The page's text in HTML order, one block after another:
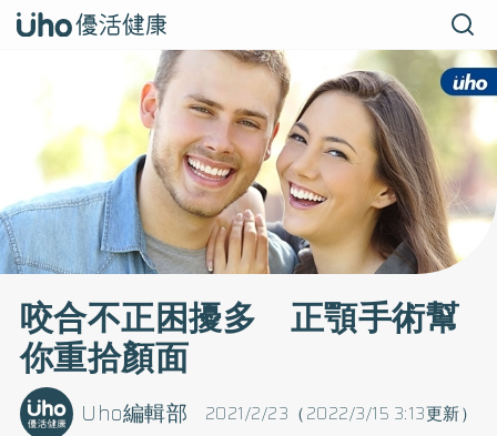
咬合不正困擾多 正顎手術幫
你重拾顏面
2021/2/23（2022/3/15 3:13更新）
Uho編輯部